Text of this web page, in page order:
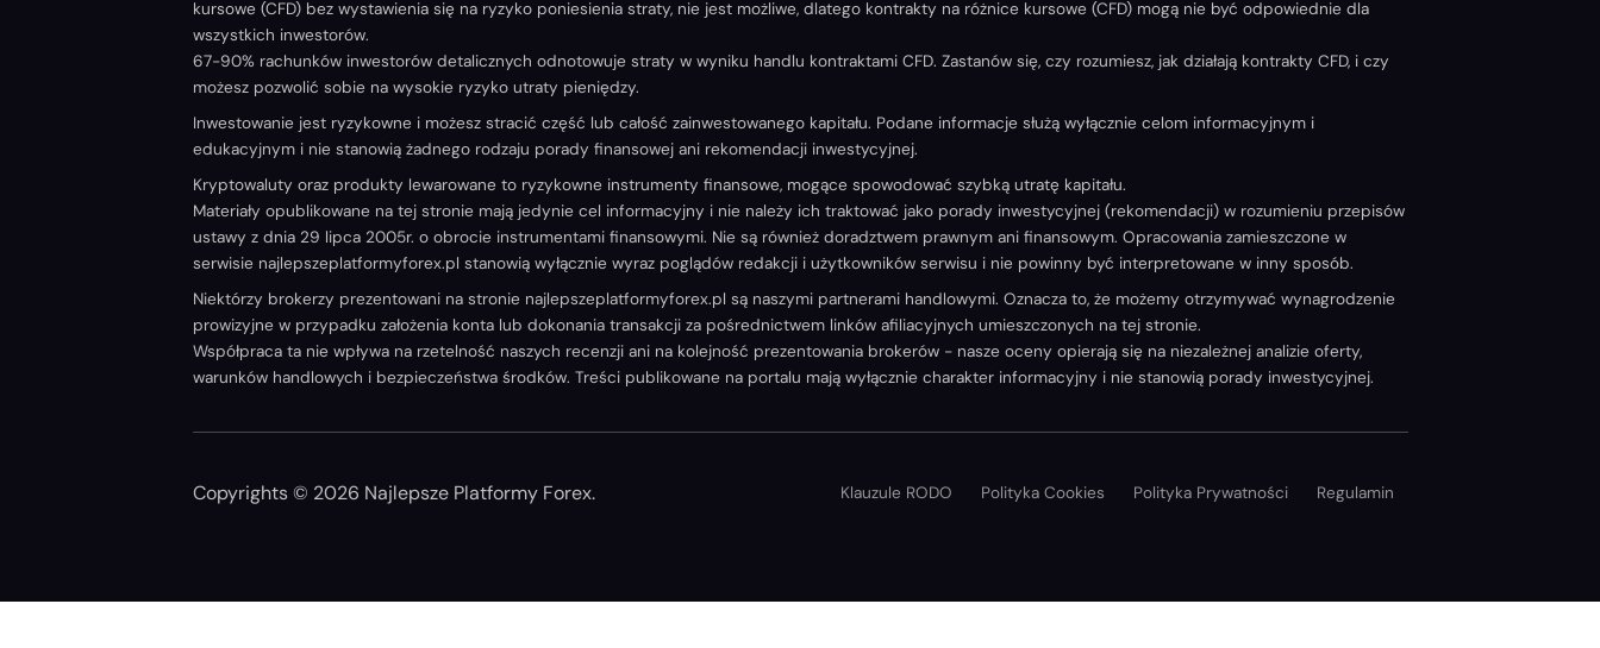
kursowe (CFD) bez wystawienia się na ryzyko poniesienia straty, nie jest możliwe, dlatego kontrakty na różnice kursowe (CFD) mogą nie być odpowiednie dla
wszystkich inwestorów.
67-90% rachunków inwestorów detalicznych odnotowuje straty w wyniku handlu kontraktami CFD. Zastanów się, czy rozumiesz, jak działają kontrakty CFD, i czy
możesz pozwolić sobie na wysokie ryzyko utraty pieniędzy.
Inwestowanie jest ryzykowne i możesz stracić część lub całość zainwestowanego kapitału. Podane informacje służą wyłącznie celom informacyjnym i
edukacyjnym i nie stanowią żadnego rodzaju porady finansowej ani rekomendacji inwestycyjnej.
Kryptowaluty oraz produkty lewarowane to ryzykowne instrumenty finansowe, mogące spowodować szybką utratę kapitału.
Materiały opublikowane na tej stronie mają jedynie cel informacyjny i nie należy ich traktować jako porady inwestycyjnej (rekomendacji) w rozumieniu przepisów
ustawy z dnia 29 lipca 2005r. o obrocie instrumentami finansowymi. Nie są również doradztwem prawnym ani finansowym. Opracowania zamieszczone w
serwisie najlepszeplatformyforex.pl stanowią wyłącznie wyraz poglądów redakcji i użytkowników serwisu i nie powinny być interpretowane w inny sposób.
Niektórzy brokerzy prezentowani na stronie najlepszeplatformyforex.pl są naszymi partnerami handlowymi. Oznacza to, że możemy otrzymywać wynagrodzenie
prowizyjne w przypadku założenia konta lub dokonania transakcji za pośrednictwem linków afiliacyjnych umieszczonych na tej stronie.
Współpraca ta nie wpływa na rzetelność naszych recenzji ani na kolejność prezentowania brokerów - nasze oceny opierają się na niezależnej analizie oferty,
warunków handlowych i bezpieczeństwa środków. Treści publikowane na portalu mają wyłącznie charakter informacyjny i nie stanowią porady inwestycyjnej.
Copyrights © 2026 Najlepsze Platformy Forex. Klauzule RODO Polityka Cookies Polityka Prywatności Regulamin